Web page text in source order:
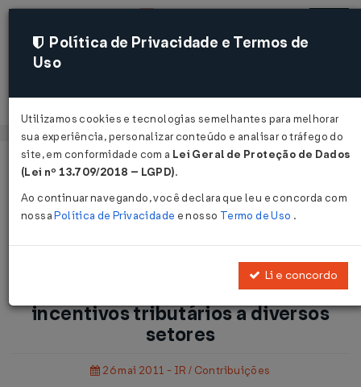
Acessar
Página Inicial
Notícias
diversos setores...
Voltar
Câmara aprova MP que concede
incentivos tributários a diversos
setores
26 mai 2011 - IR / Contribuições
Política de Privacidade e Termos de
Uso
Utilizamos cookies e tecnologias semelhantes para melhorar
sua experiência, personalizar conteúdo e analisar o tráfego do
site, em conformidade com a Lei Geral de Proteção de Dados
(Lei nº 13.709/2018 – LGPD).
Ao continuar navegando, você declara que leu e concorda com
nossaPolítica de Privacidade e nosso Termo de Uso .
Li e concordo